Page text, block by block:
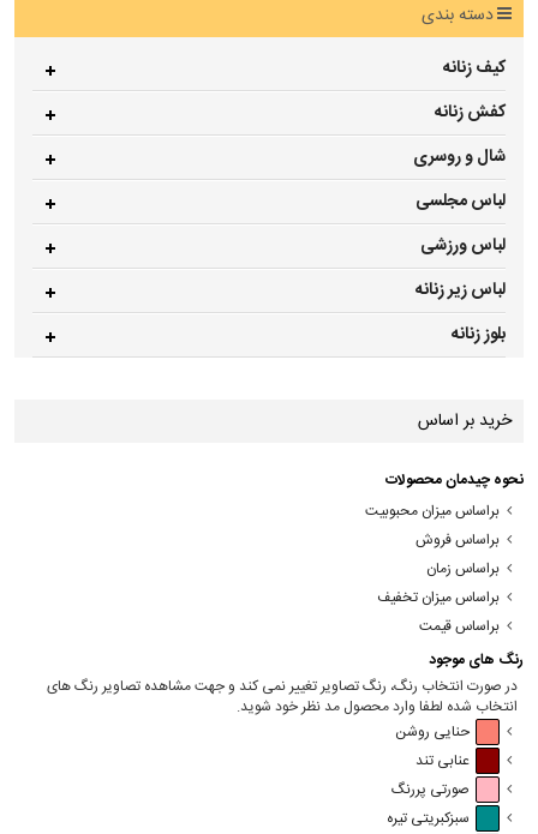
دسته بندی
کیف زنانه
کفش زنانه
شال و روسری
لباس مجلسی
لباس ورزشی
لباس زیر زنانه
بلوز زنانه
خرید بر اساس
نحوه چیدمان محصولات
براساس میزان محبوبیت
براساس فروش
براساس زمان
براساس میزان تخفیف
براساس قیمت
رنگ های موجود
در صورت انتخاب رنگ، رنگ تصاویر تغییر نمی کند و جهت مشاهده تصاویر رنگ های
انتخاب شده لطفا وارد محصول مد نظر خود شوید.
حنایی روشن
عنابی تند
صورتی پررنگ
سبزکبریتی تیره